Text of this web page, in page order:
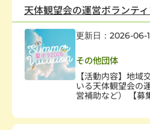
天体観望会の運営ボランテ
更新日：2026-06-
その他団体
【活動内容】地域
いる天体観望会の
営補助など） 【